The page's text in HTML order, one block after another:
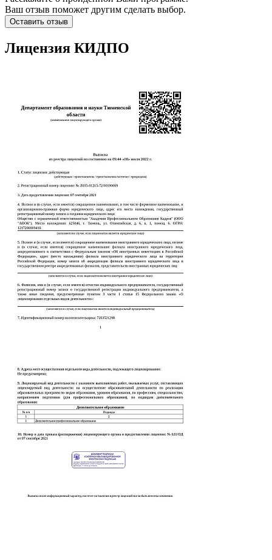
Ваш отзыв поможет другим сделать выбор.
Оставить отзыв
Лицензия КИДПО